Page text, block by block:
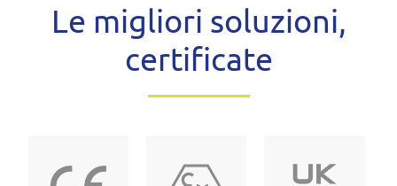
Le migliori soluzioni,
certificate